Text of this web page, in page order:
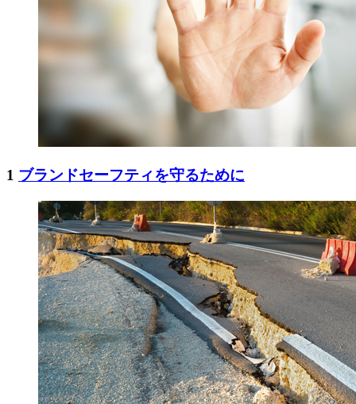
1 ブランドセーフティを守るために